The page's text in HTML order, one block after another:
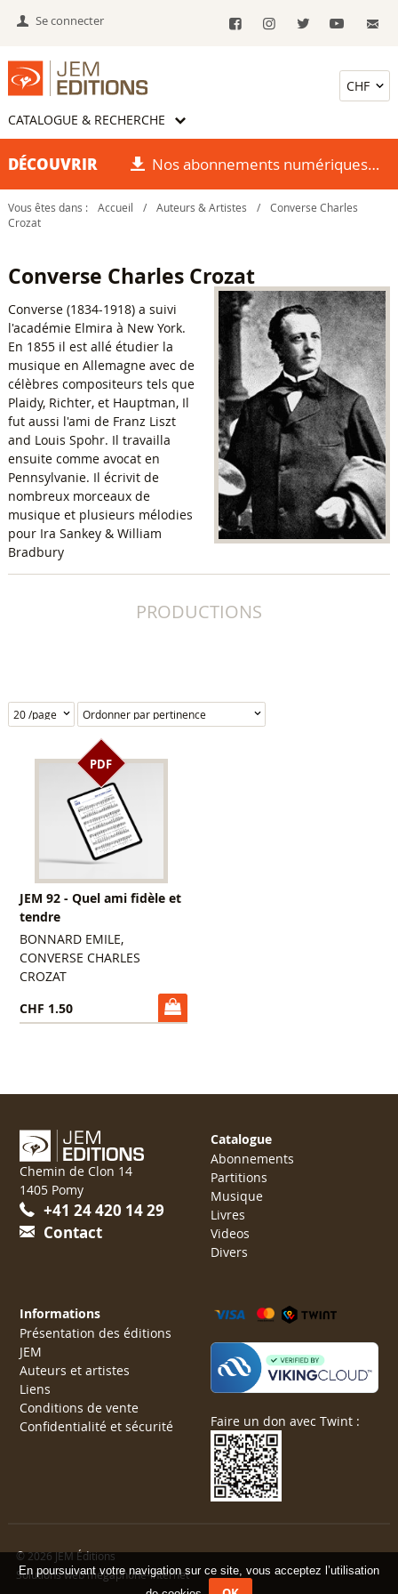
En poursuivant votre navigation sur ce site, vous acceptez l’utilisation
Se connecter
CATALOGUE & RECHERCHE
DÉCOUVRIR Nos abonnements numériques
Vous êtes dans : Accueil / Auteurs & Artistes /
Converse Charles
Crozat
Converse Charles Crozat
Converse (1834-1918) a suivi
l'académie Elmira à New York.
En 1855 il est allé étudier la
musique en Allemagne avec de
célèbres compositeurs tels que
Plaidy, Richter, et Hauptman, Il
fut aussi l'ami de Franz Liszt
and Louis Spohr. Il travailla
ensuite comme avocat en
Pennsylvanie. Il écrivit de
nombreux morceaux de
musique et plusieurs mélodies
pour Ira Sankey & William
Bradbury
PRODUCTIONS
PDF
JEM 92 - Quel ami fidèle et
tendre
BONNARD EMILE,
CONVERSE CHARLES
CROZAT
CHF 1.50
Chemin de Clon 14
1405 Pomy
+41 24 420 14 29
Contact
Catalogue
Abonnements
Partitions
Musique
Livres
Videos
Divers
Informations
Présentation des éditions
JEM
Auteurs et artistes
Liens
Conditions de vente
Confidentialité et sécurité
Faire un don avec Twint :
© 2026 JEM Éditions
Solutions web mégaphone-internet